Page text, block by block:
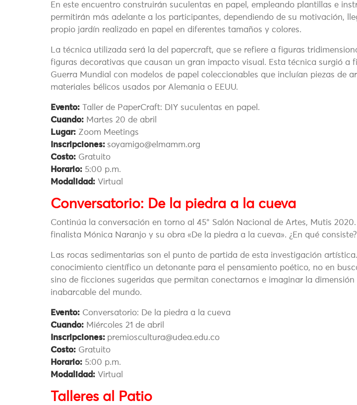
En este encuentro construirán suculentas en papel, empleando plantillas e
permitirán más adelante a los participantes, dependiendo de su motivación,
propio jardín realizado en papel en diferentes tamaños y colores.
La técnica utilizada será la del papercraft, que se refiere a figuras
figuras decorativas que causan un gran impacto visual. Esta técnica surgió a
Guerra Mundial con modelos de papel coleccionables que incluían piezas de
materiales bélicos usados por Alemania o EEUU.
Evento: Taller de PaperCraft: DIY suculentas en papel.
Cuando: Martes 20 de abril
Lugar: Zoom Meetings
Inscripciones: soyamigo@elmamm.org
Costo: Gratuito
Horario: 5:00 p.m.
Modalidad: Virtual
Conversatorio: De la piedra a la cueva
Continúa la conversación en torno al 45° Salón Nacional de Artes, Mutis
finalista Mónica Naranjo y su obra «De la piedra a la cueva». ¿En qué consiste?
Las rocas sedimentarias son el punto de partida de esta investigación
conocimiento científico un detonante para el pensamiento poético, no en
sino de ficciones sugeridas que permitan conectarnos e imaginar la dimensión
inabarcable del mundo.
Evento: Conversatorio: De la piedra a la cueva
Cuando: Miércoles 21 de abril
Inscripciones: premioscultura@udea.edu.co
Costo: Gratuito
Horario: 5:00 p.m.
Modalidad: Virtual
Talleres al Patio